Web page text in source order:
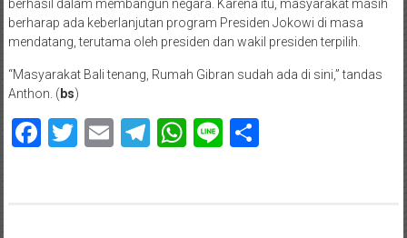
berhasil dalam membangun negara. Karena itu, masyarakat masih
berharap ada keberlanjutan program Presiden Jokowi di masa
mendatang, terutama oleh presiden dan wakil presiden terpilih.
“Masyarakat Bali tenang, Rumah Gibran sudah ada di sini,” tandas
Anthon. ( bs)
Facebook
Twitter
EmailTelegram
WhatsApp
LineShare